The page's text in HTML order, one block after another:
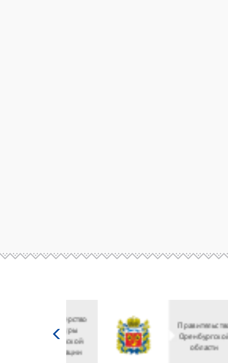
Министерство
культуры
Российской
федерации